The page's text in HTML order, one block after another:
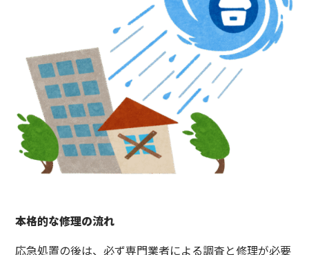
本格的な修理の流れ
応急処置の後は、必ず専門業者による調査と修理が必要